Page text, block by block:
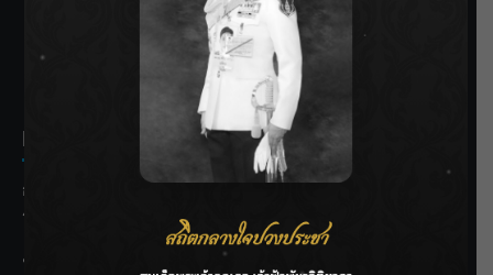
SIAMRATH VARIETY
THE BEST ENTERTAINMENT
Recent Posts
กรมชลฯ รับฟังประชาชน ติดตามแก้ปัญหาโครงการประตู
ระบายน้ำศรีสองรักฯ
‘แมน การิน’ แชร์ความเชื่อชวนคิด! “อยากกินอะไรหลังจาก